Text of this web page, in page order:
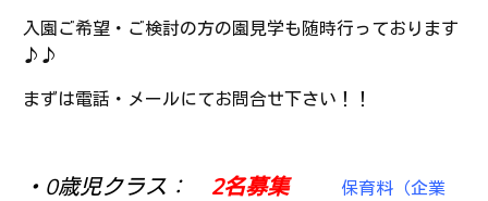
入園ご希望・ご検討の方の園見学も随時行っております
♪♪
まずは電話・メールにてお問合せ下さい！！
・0歳児クラス： 2名募集
保育料（企業